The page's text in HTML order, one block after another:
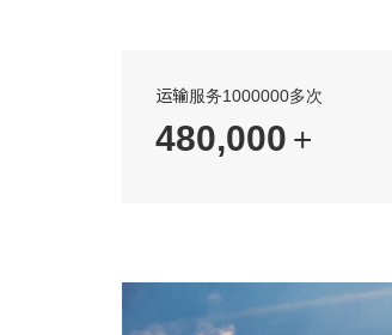
运输服务1000000多次
560,000 +